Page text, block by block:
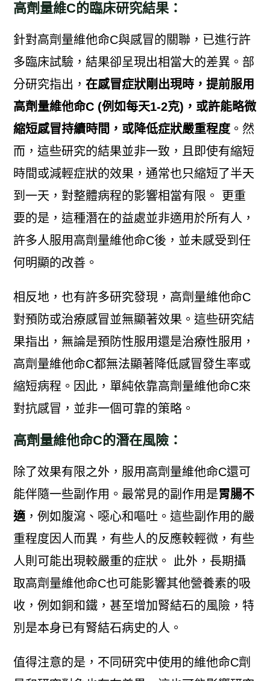
高劑量維C的臨床研究結果：
針對高劑量維他命C與感冒的關聯，已進行許
多臨床試驗，結果卻呈現出相當大的差異。部
分研究指出， 在感冒症狀剛出現時，提前服用
高劑量維他命C (例如每天1-2克)，或許能略微
縮短感冒持續時間，或降低症狀嚴重程度。然
而，這些研究的結果並非一致，且即使有縮短
時間或減輕症狀的效果，通常也只縮短了半天
到一天，對整體病程的影響相當有限。 更重
要的是，這種潛在的益處並非適用於所有人，
許多人服用高劑量維他命C後，並未感受到任
何明顯的改善。
相反地，也有許多研究發現，高劑量維他命C
對預防或治療感冒並無顯著效果。這些研究結
果指出，無論是預防性服用還是治療性服用，
高劑量維他命C都無法顯著降低感冒發生率或
縮短病程。因此，單純依靠高劑量維他命C來
對抗感冒，並非一個可靠的策略。
高劑量維他命C的潛在風險：
除了效果有限之外，服用高劑量維他命C還可
能伴隨一些副作用。最常見的副作用是胃腸不
適，例如腹瀉、噁心和嘔吐。這些副作用的嚴
重程度因人而異，有些人的反應較輕微，有些
人則可能出現較嚴重的症狀。 此外，長期攝
取高劑量維他命C也可能影響其他營養素的吸
收，例如銅和鐵，甚至增加腎結石的風險，特
別是本身已有腎結石病史的人。
值得注意的是，不同研究中使用的維他命C劑